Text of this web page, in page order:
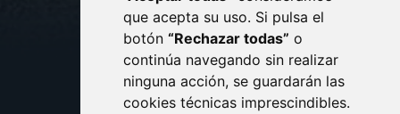
que acepta su uso. Si pulsa el
botón “Rechazar todas” o
continúa navegando sin realizar
ninguna acción, se guardarán las
cookies técnicas imprescindibles.
AVISO LEGAL
PROTECCIÓN DE DATOS
POLÍTICA DE COOKIES
ACCESIBILIDAD
ENLACE EXTERNO AL